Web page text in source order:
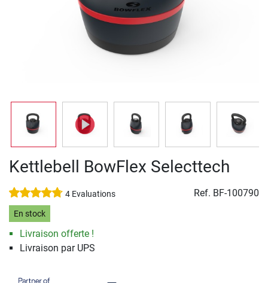
Kettlebell BowFlex Selecttech
4 Evaluations Ref. BF-100790
En stock
Livraison offerte !
Livraison par UPS